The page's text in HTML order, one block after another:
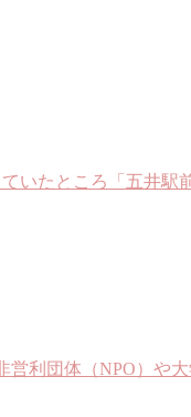
いたところ「五井駅
利団体（NPO）や